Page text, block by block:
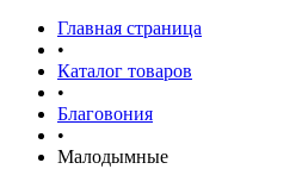
Главная страница
•
Каталог товаров
•
Благовония
•
Малодымные